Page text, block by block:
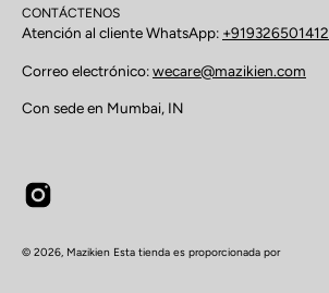
CONTÁCTENOS
Atención al cliente WhatsApp: +919326501412
Correo electrónico:wecare@mazikien.com
Con sede en Mumbai, IN
© 2026, Mazikien Esta tienda es proporcionada por